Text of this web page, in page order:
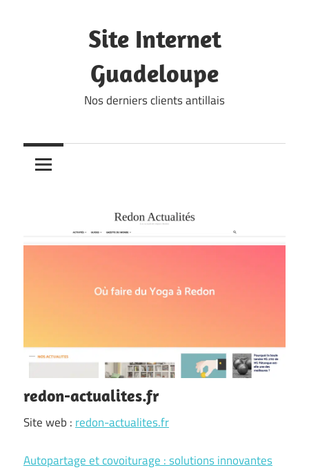
Site Internet
Guadeloupe
Nos derniers clients antillais
redon-actualites.fr
Site web : redon-actualites.fr
Autopartage et covoiturage : solutions innovantes